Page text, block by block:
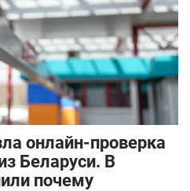
онлайн-проверка
Беларуси. В
почему